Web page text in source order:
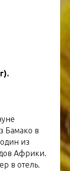
Бамако в
из
Африки.
в отель.